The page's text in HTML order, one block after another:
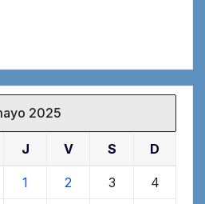
2025
J V S D
1 2 3 4